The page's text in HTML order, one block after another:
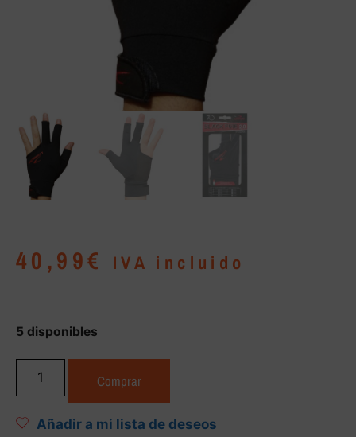
40,99€ IVA incluido
5 disponibles
Comprar
Añadir a mi lista de deseos